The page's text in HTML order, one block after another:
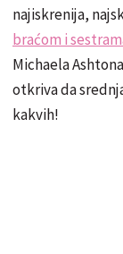
najiskrenija,
braćom i
Michaela
otkriva da
kakvih!